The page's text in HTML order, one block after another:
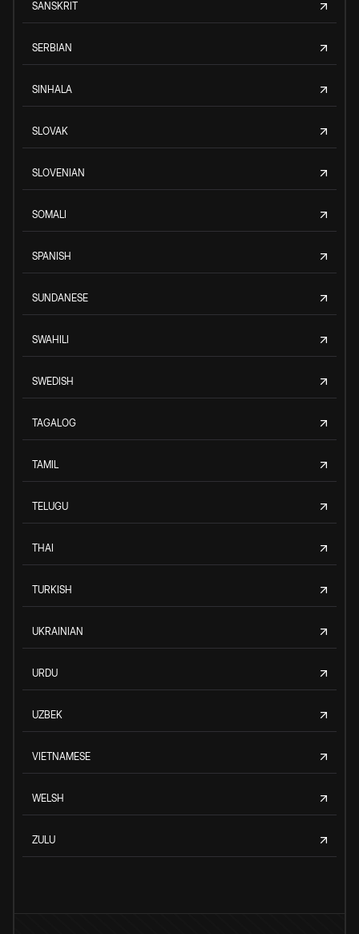
SANSKRIT
SERBIAN
SINHALA
SLOVAK
SLOVENIAN
SOMALI
SPANISH
SUNDANESE
SWAHILI
SWEDISH
TAGALOG
TAMIL
TELUGU
THAI
TURKISH
UKRAINIAN
URDU
UZBEK
VIETNAMESE
WELSH
ZULU